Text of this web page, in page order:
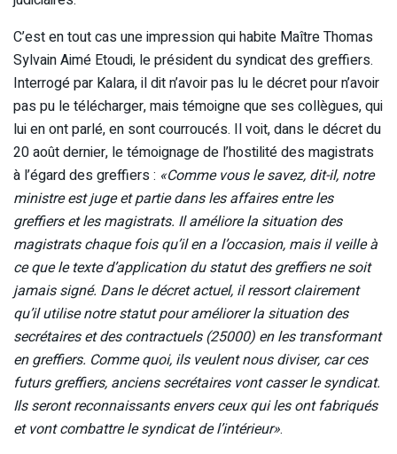
C’est en tout cas une impression qui habite Maître Thomas
Sylvain Aimé Etoudi, le président du syndicat des greffiers.
Interrogé par Kalara, il dit n’avoir pas lu le décret pour n’avoir
pas pu le télécharger, mais témoigne que ses collègues, qui
lui en ont parlé, en sont courroucés. Il voit, dans le décret du
20 août dernier, le témoignage de l’hostilité des magistrats
à l’égard des greffiers : «Comme vous le savez, dit-il, notre
ministre est juge et partie dans les affaires entre les
greffiers et les magistrats. Il améliore la situation des
magistrats chaque fois qu’il en a l’occasion, mais il veille à
ce que le texte d’application du statut des greffiers ne soit
jamais signé. Dans le décret actuel, il ressort clairement
qu’il utilise notre statut pour améliorer la situation des
secrétaires et des contractuels (25000) en les transformant
en greffiers. Comme quoi, ils veulent nous diviser, car ces
futurs greffiers, anciens secrétaires vont casser le syndicat.
Ils seront reconnaissants envers ceux qui les ont fabriqués
et vont combattre le syndicat de l’intérieur».